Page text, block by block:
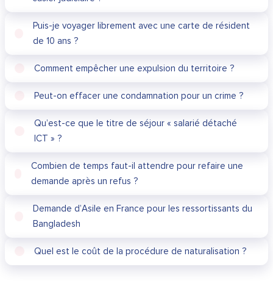
Puis-je voyager librement avec une carte de résident
de 10 ans ?
Comment empêcher une expulsion du territoire ?
Peut-on effacer une condamnation pour un crime ?
Qu’est-ce que le titre de séjour « salarié détaché
ICT » ?
Combien de temps faut-il attendre pour refaire une
demande après un refus ?
Demande d’Asile en France pour les ressortissants du
Bangladesh
Quel est le coût de la procédure de naturalisation ?